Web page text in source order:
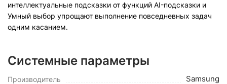
интеллектуальные подсказки от функций AI-подсказки и
Умный выбор упрощают выполнение повседневных задач
одним касанием.
Системные параметры
Производитель Samsung